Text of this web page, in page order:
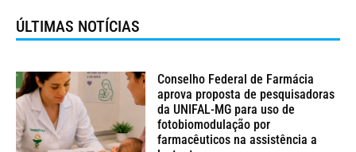
ÚLTIMAS NOTÍCIAS
Conselho Federal de Farmácia
aprova proposta de pesquisadoras
da UNIFAL-MG para uso de
fotobiomodulação por
farmacêuticos na assistência a